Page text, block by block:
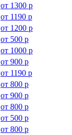
от 1300 р
от 1190 р
от 1200 р
от 500 р
от 1000 р
от 900 р
от 1190 р
от 800 р
от 900 р
от 800 р
от 500 р
от 800 р